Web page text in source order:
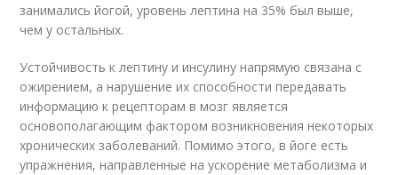
занимались йогой, уровень лептина на 35% был выше,
чем у остальных.
Устойчивость к лептину и инсулину напрямую связана с
ожирением, а нарушение их способности передавать
информацию к рецепторам в мозг является
основополагающим фактором возникновения некоторых
хронических заболеваний. Помимо этого, в йоге есть
упражнения, направленные на ускорение метаболизма и